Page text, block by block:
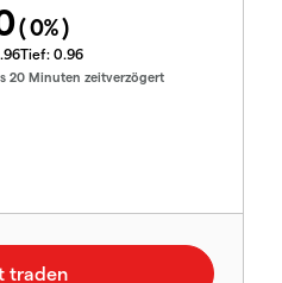
(0%)
Tief: 0.96
20 Minuten zeitverzögert